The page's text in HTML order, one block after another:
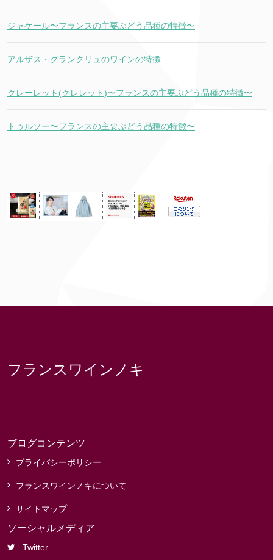
ジャケール〜フランスの主要ぶどう品種の特徴〜
アルザス・グランクリュのワインの特徴
クレーレット(クレレット)〜フランスの主要ぶどう品種の特徴〜
トゥルソー〜フランスの主要ぶどう品種の特徴〜
フランスワインノキ
ブログコンテンツ
プライバシーポリシー
フランスワインノキについて
サイトマップ
ソーシャルメディア
Twitter